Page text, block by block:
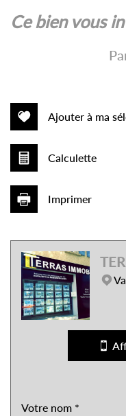
la ville de
Collège
École maternelle
École primaire
Bureau de poste
ce bien vous
Ajouter à ma
Calculette
Imprimer